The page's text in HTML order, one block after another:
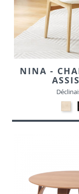
NINA -
24-
-